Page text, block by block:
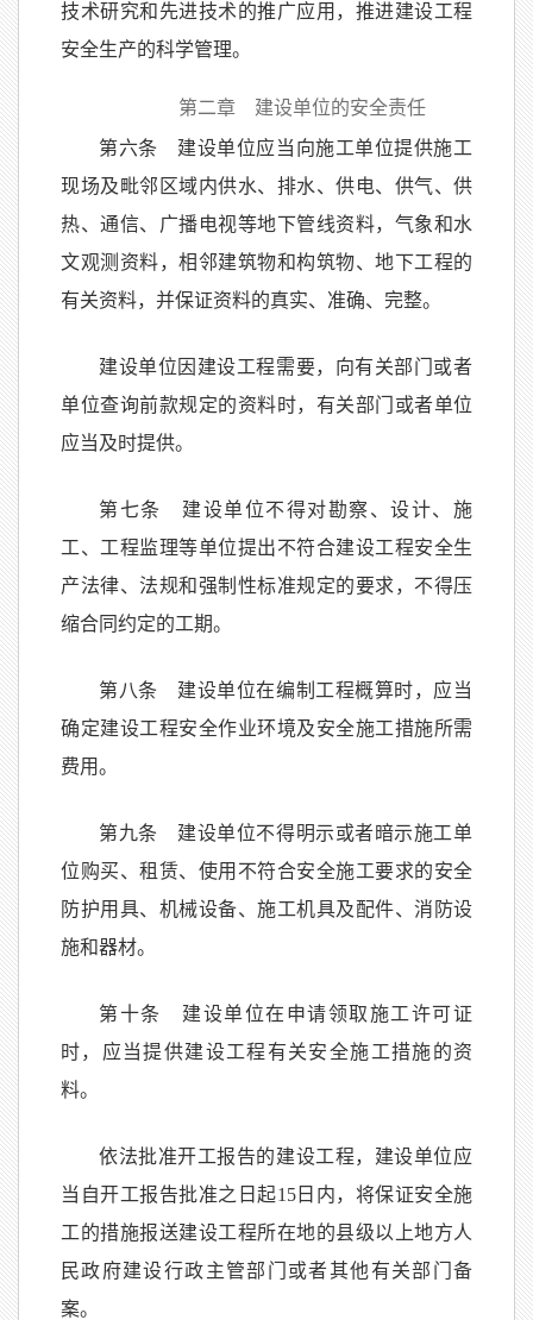
技术研究和先进技术的推广应用，推进建设工程
安全生产的科学管理。
第二章 建设单位的安全责任
第六条 建设单位应当向施工单位提供施工
现场及毗邻区域内供水、排水、供电、供气、供
热、通信、广播电视等地下管线资料，气象和水
文观测资料，相邻建筑物和构筑物、地下工程的
有关资料，并保证资料的真实、准确、完整。
建设单位因建设工程需要，向有关部门或者
单位查询前款规定的资料时，有关部门或者单位
应当及时提供。
第七条 建设单位不得对勘察、设计、施
工、工程监理等单位提出不符合建设工程安全生
产法律、法规和强制性标准规定的要求，不得压
缩合同约定的工期。
第八条 建设单位在编制工程概算时，应当
确定建设工程安全作业环境及安全施工措施所需
费用。
第九条 建设单位不得明示或者暗示施工单
位购买、租赁、使用不符合安全施工要求的安全
防护用具、机械设备、施工机具及配件、消防设
施和器材。
第十条 建设单位在申请领取施工许可证
时，应当提供建设工程有关安全施工措施的资
料。
依法批准开工报告的建设工程，建设单位应
当自开工报告批准之日起15日内，将保证安全施
工的措施报送建设工程所在地的县级以上地方人
民政府建设行政主管部门或者其他有关部门备
案。